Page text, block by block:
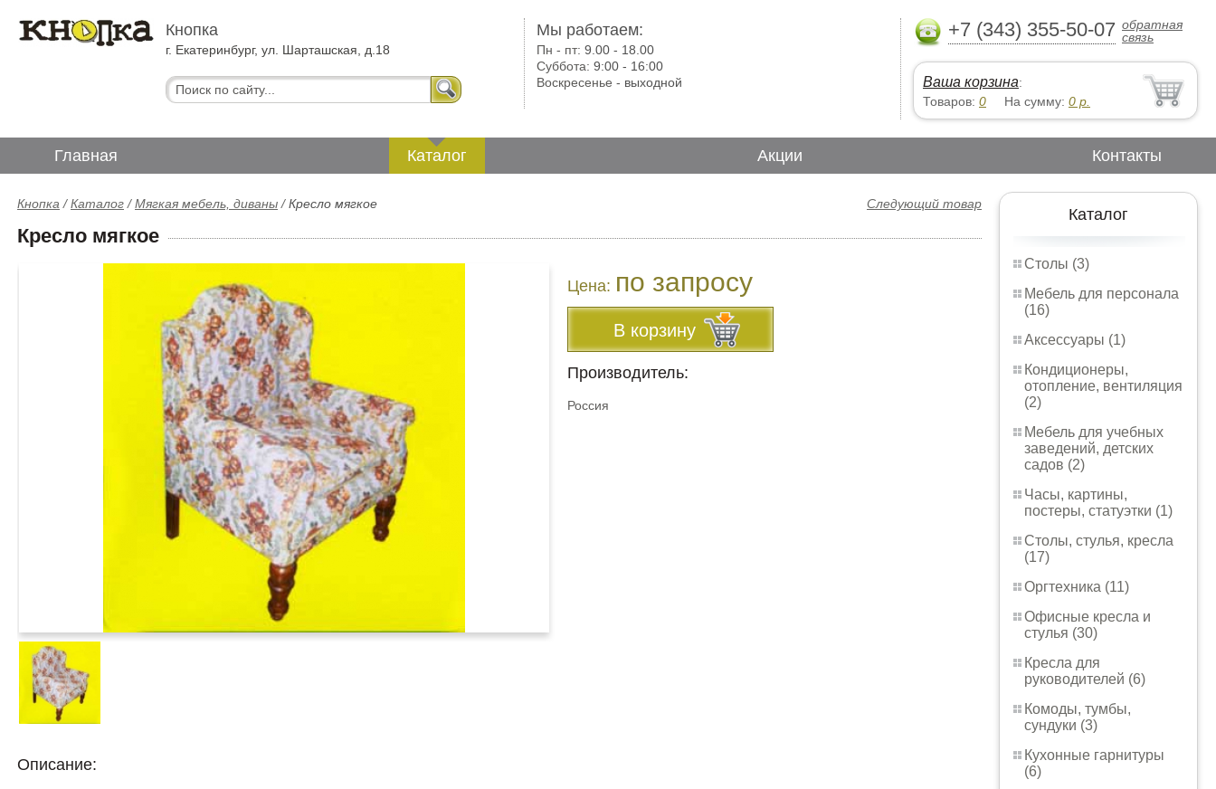
Кнопка
г. Екатеринбург, ул. Шарташская, д.18
Мы работаем:
Пн - пт:9.00 - 18.00
Суббота:9:00 - 16:00
Воскресенье - выходной
+7 (343) 355-50-07 обратная
связь
Ваша корзина:
Товаров: 0 На сумму: 0 р.
Главная Каталог Акции Контакты
Каталог
Столы (3)
Мебель для персонала
(16)
Аксессуары (1)
Кондиционеры,
отопление, вентиляция
(2)
Мебель для учебных
заведений, детских
садов (2)
Часы, картины,
постеры, статуэтки (1)
Столы, стулья, кресла
(17)
Оргтехника (11)
Офисные кресла и
стулья (30)
Кресла для
руководителей (6)
Комоды, тумбы,
сундуки (3)
Кухонные гарнитуры
(6)
Следующий товар
Кнопка /Каталог /Мягкая мебель, диваны /Кресло мягкое
Кресло мягкое
Цена: по запросу
В корзину
Производитель:
Россия
Описание: